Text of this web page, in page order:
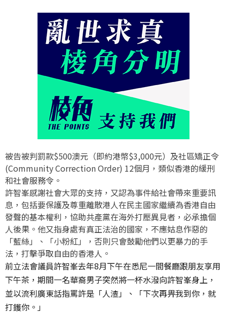
被告被判罰款$500澳元（即約港幣$3,000元）及社區矯正令
(Community Correction Order) 12個月，類似香港的緩刑
和社會服務令。
許智峯感謝社會大眾的支持，又認為事件給社會帶來重要訊
息，包括要保護及尊重離散港人在民主國家繼續為香港自由
發聲的基本權利，協助共產黨在海外打壓異見者，必承擔個
人後果。他又指身處有真正法治的國家，不應姑息作惡的
「藍絲」、「小粉紅」，否則只會鼓勵他們以更暴力的手
法，打擊爭取自由的香港人。
前立法會議員許智峯去年8月下午在悉尼一間餐廳跟朋友享用
下午茶，期間一名華裔男子突然將一杯水潑向許智峯身上，
並以流利廣東話指罵許是「人渣」、「下次再畀我到你，就
打鑊你。」